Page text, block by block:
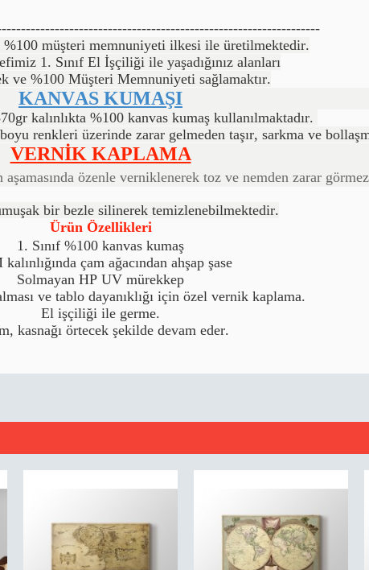
müşteri memnuniyeti ilkesi ile üretilmektedir.
1. Sınıf El İşçiliği ile yaşadığınız alanları
ve %100 Müşteri Memnuniyeti sağlamaktır.
KANVAS KUMAŞI
kalınlıkta %100 kanvas kumaş kullanılmaktadır.
renkleri üzerinde zarar gelmeden taşır, sarkma ve
VERNİK KAPLAMA
özenle verniklenerek toz ve nemden zarar
bir bezle silinerek temizlenebilmektedir.
Ürün Özellikleri
1. Sınıf %100 kanvas kumaş
çam ağacından ahşap şase
Solmayan HP UV mürekkep
ve tablo dayanıklığı için özel vernik kaplama.
El işçiliği ile germe.
kasnağı örtecek şekilde devam eder.